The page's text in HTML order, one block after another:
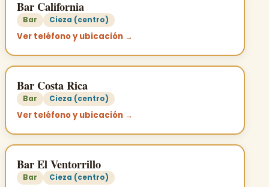
Bar California
Bar Cieza (centro)
Ver teléfono y ubicación →
Bar Costa Rica
Bar Cieza (centro)
Ver teléfono y ubicación →
Bar El Ventorrillo
Bar Cieza (centro)